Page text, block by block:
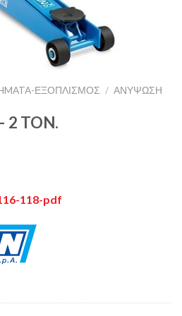
ΕΞΟΠΛΙΣΜΟΣ / ΑΝΎΨΩΣΗ
2 TON.
118-pdf